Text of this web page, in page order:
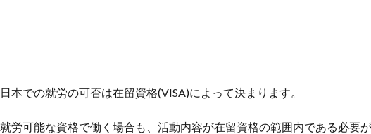
日本での就労の可否は在留資格(VISA)によって決まります。
就労可能な資格で働く場合も、活動内容が在留資格の範囲内である必要が